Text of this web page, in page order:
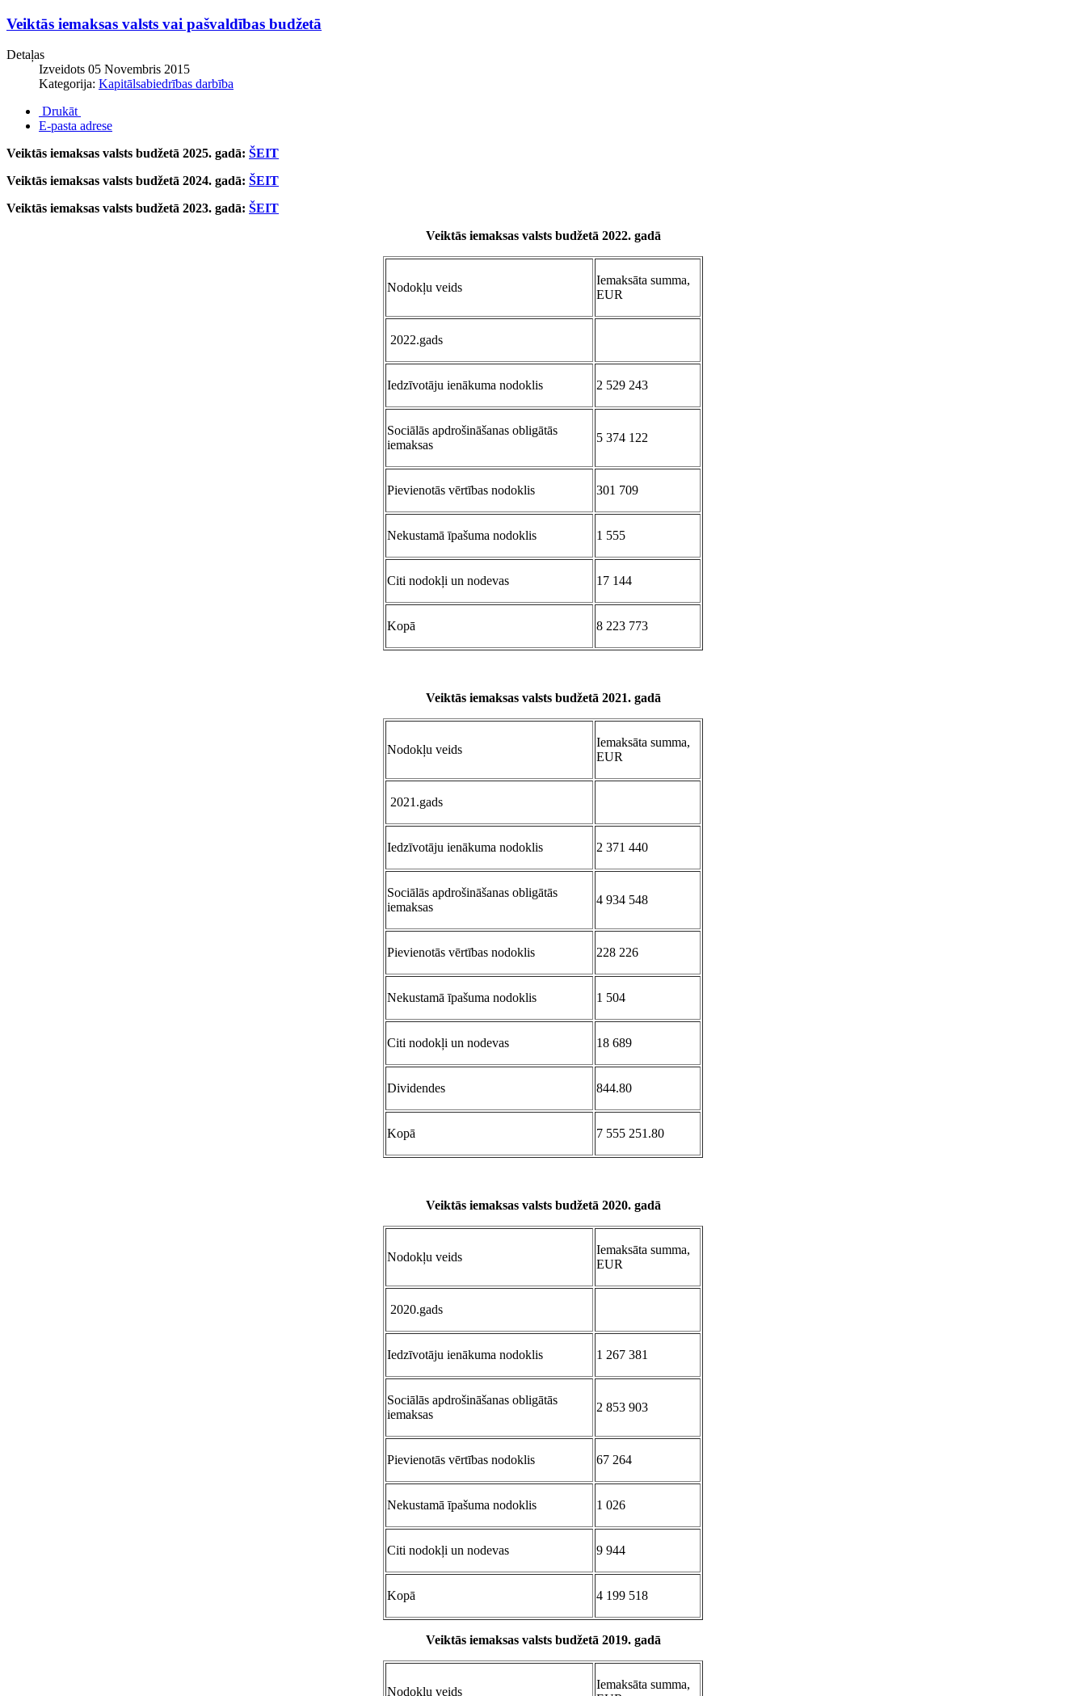
Veiktās iemaksas valsts vai pašvaldības budžetā
Detaļas
Izveidots 05 Novembris 2015
Kategorija: Kapitālsabiedrības darbība
Drukāt
E-pasta adrese
Veiktās iemaksas valsts budžetā 2025. gadā: ŠEIT
Veiktās iemaksas valsts budžetā 2024. gadā: ŠEIT
Veiktās iemaksas valsts budžetā 2023. gadā: ŠEIT
Veiktās iemaksas valsts budžetā 2022. gadā
Nodokļu veids
Iemaksāta summa,
EUR
2022.gads
Iedzīvotāju ienākuma nodoklis 2 529 243
Sociālās apdrošināšanas obligātās
iemaksas
5 374 122
Pievienotās vērtības nodoklis 301 709
Nekustamā īpašuma nodoklis 1 555
Citi nodokļi un nodevas 17 144
Kopā 8 223 773
Veiktās iemaksas valsts budžetā 2021. gadā
Nodokļu veids
Iemaksāta summa,
EUR
2021.gads
Iedzīvotāju ienākuma nodoklis 2 371 440
Sociālās apdrošināšanas obligātās
iemaksas
4 934 548
Pievienotās vērtības nodoklis 228 226
Nekustamā īpašuma nodoklis 1 504
Citi nodokļi un nodevas 18 689
Dividendes 844.80
Kopā 7 555 251.80
Veiktās iemaksas valsts budžetā 2020. gadā
Nodokļu veids
Iemaksāta summa,
EUR
2020.gads
Iedzīvotāju ienākuma nodoklis 1 267 381
Sociālās apdrošināšanas obligātās
iemaksas
2 853 903
Pievienotās vērtības nodoklis 67 264
Nekustamā īpašuma nodoklis 1 026
Citi nodokļi un nodevas 9 944
Kopā 4 199 518
Veiktās iemaksas valsts budžetā 2019. gadā
Nodokļu veids
Iemaksāta summa,